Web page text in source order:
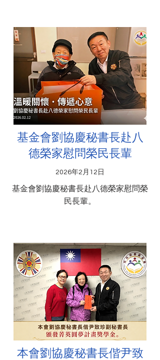
基金會劉協慶秘書長赴八
德榮家慰問榮民長輩
2026年2月12日
基金會劉協慶秘書長赴八德榮家慰問榮
民長輩。
本會劉協慶秘書長偕尹致